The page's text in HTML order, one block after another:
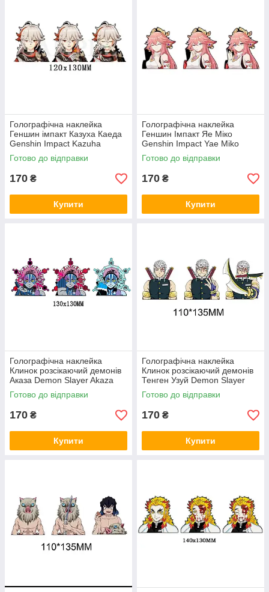
Голографічна наклейка
Геншин імпакт Казуха Каеда
Genshin Impact Kazuha
Kaeda 120x130 мм
Готово до відправки
170 ₴
Купити
Голографічна наклейка
Геншин Імпакт Яе Міко
Genshin Impact Yae Miko
109x130 мм
Готово до відправки
170 ₴
Купити
Голографічна наклейка
Клинок розсікаючий демонів
Аказа Demon Slayer Akaza
130x130 мм
Готово до відправки
170 ₴
Купити
Голографічна наклейка
Клинок розсікаючий демонів
Тенген Узуй Demon Slayer
Uzui Tengen 110x135 мм
Готово до відправки
170 ₴
Купити